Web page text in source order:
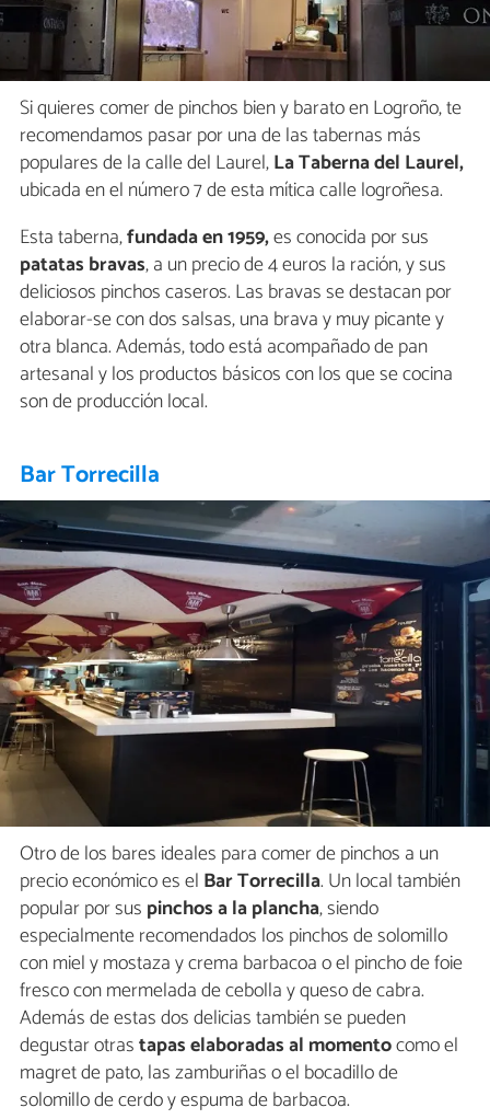
Si quieres comer de pinchos bien y barato en Logroño, te
recomendamos pasar por una de las tabernas más
populares de la calle del Laurel,La Taberna del Laurel,
ubicada en el número 7 de esta mítica calle logroñesa.
Esta taberna,fundada en 1959,es conocida por sus
patatas bravas, a un precio de 4 euros la ración, y sus
deliciosos pinchos caseros. Las bravas se destacan por
elaborar-se con dos salsas, una brava y muy picante y
otra blanca. Además, todo está acompañado de pan
artesanal y los productos básicos con los que se cocina
son de producción local.
Bar Torrecilla
Otro de los bares ideales para comer de pinchos a un
precio económico es el Bar Torrecilla. Un local también
popular por sus pinchos a la plancha, siendo
especialmente recomendados los pinchos de solomillo
con miel y mostaza y crema barbacoa o el pincho de foie
fresco con mermelada de cebolla y queso de cabra.
Además de estas dos delicias también se pueden
degustar otrastapas elaboradas al momentocomo el
magret de pato, las zamburiñas o el bocadillo de
solomillo de cerdo y espuma de barbacoa.